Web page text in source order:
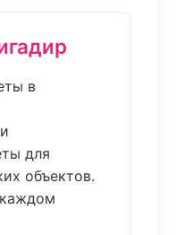
в
для
объектов.
каждом